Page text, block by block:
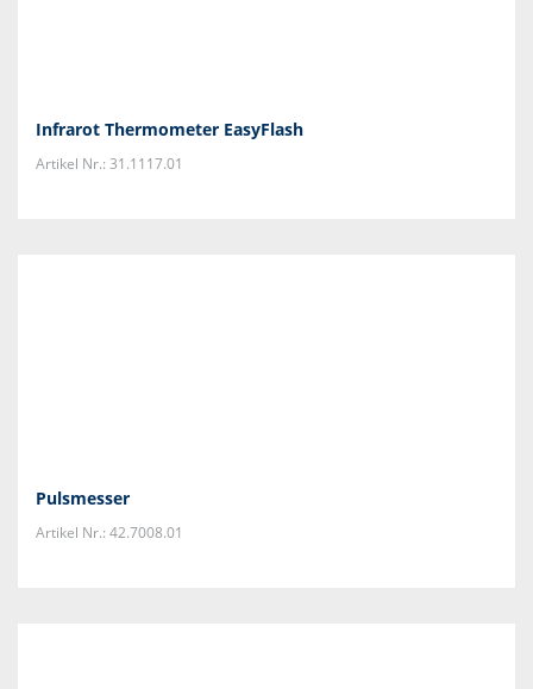
Infrarot Thermometer EasyFlash
Artikel Nr.: 31.1117.01
Pulsmesser
Artikel Nr.: 42.7008.01